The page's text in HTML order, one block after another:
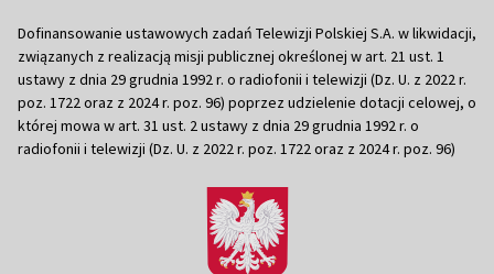
Dofinansowanie ustawowych zadań Telewizji Polskiej S.A. w likwidacji,
związanych z realizacją misji publicznej określonej w art. 21 ust. 1
ustawy z dnia 29 grudnia 1992 r. o radiofonii i telewizji (Dz. U. z 2022 r.
poz. 1722 oraz z 2024 r. poz. 96) poprzez udzielenie dotacji celowej, o
której mowa w art. 31 ust. 2 ustawy z dnia 29 grudnia 1992 r. o
radiofonii i telewizji (Dz. U. z 2022 r. poz. 1722 oraz z 2024 r. poz. 96)